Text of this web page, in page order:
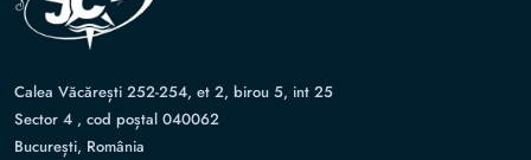
Calea Văcărești 252-254, et 2, birou 5, int 25
Sector 4 , cod poștal 040062
București, România